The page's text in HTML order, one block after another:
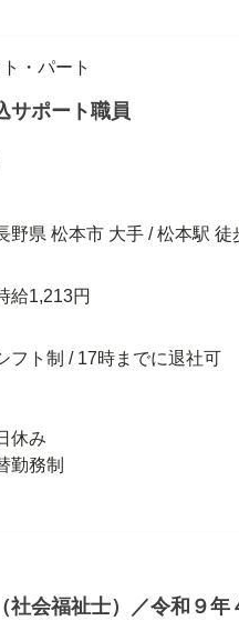
・パート
サポート職員
野県 松本市 大手 / 松本駅 徒
給1,213円
フト制 / 17時までに退社可
休み
勤務制
社会福祉士）／令和９年